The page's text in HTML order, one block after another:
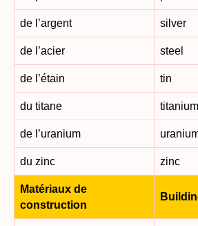
de l’argent silver
de l’acier steel
de l’étain tin
du titane titanium
de l’uranium
du zinc zinc
Matériaux de
construction